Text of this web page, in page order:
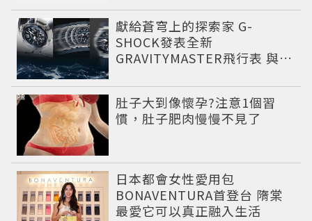
獻給蒼穹上的探索家 G-
SHOCK發表全新
GRAVITYMASTER飛行表 與天
肚子大到像懷孕?注意1個習
慣，肚子肥肉慢慢不見了
PR
日本都會女性愛用包
BONAVENTURA首登台 隋棠
最愛它可以真正融入生活